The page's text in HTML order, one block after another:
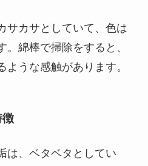
サカサとしていて、色は
綿棒で掃除をすると、
うな感触があります。
徴
は、ベタベタとしてい